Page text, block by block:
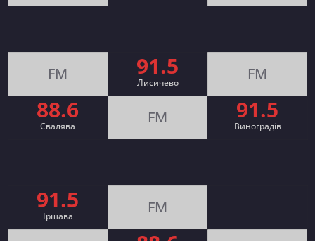
FM 91.5
Лисичево FM
88.6
Свалява FM 91.5
Виноградів
91.5
Іршава FM